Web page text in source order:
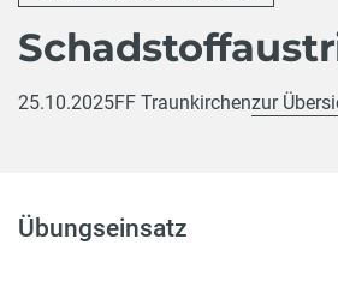
25.10.2025FF Traunkirchenzur
Übungseinsatz